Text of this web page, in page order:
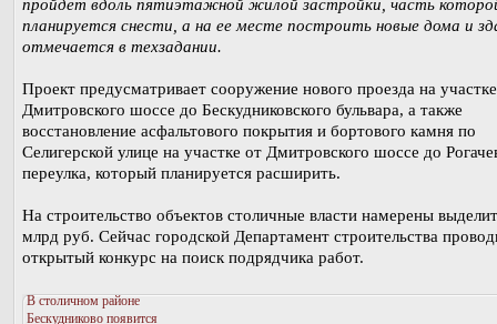
пройдет вдоль пятиэтажной жилой застройки, часть
планируется снести, а на ее месте построить новые дома и
отмечается в техзадании.
Проект предусматривает сооружение нового проезда на
Дмитровского шоссе до Бескудниковского бульвара, а также
восстановление асфальтового покрытия и бортового камня по
Селигерской улице на участке от Дмитровского шоссе до
переулка, который планируется расширить.
На строительство объектов столичные власти намерены
млрд руб. Сейчас городской Департамент строительства
открытый конкурс на поиск подрядчика работ.
В столичном районе
Бескудниково появится